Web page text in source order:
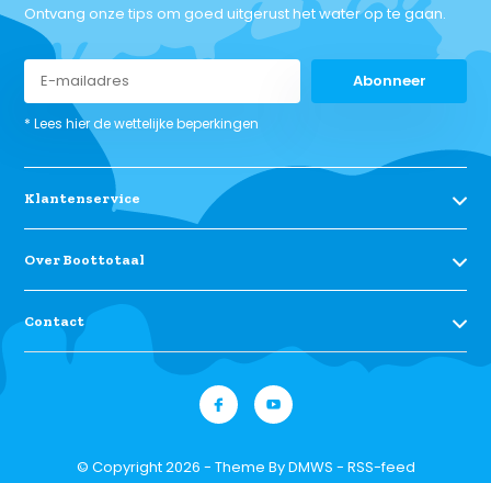
Ontvang onze tips om goed uitgerust het water op te gaan.
Abonneer
* Lees hier de wettelijke beperkingen
Klantenservice
Over Boottotaal
Contact
© Copyright 2026 - Theme ByDMWS - RSS-feed